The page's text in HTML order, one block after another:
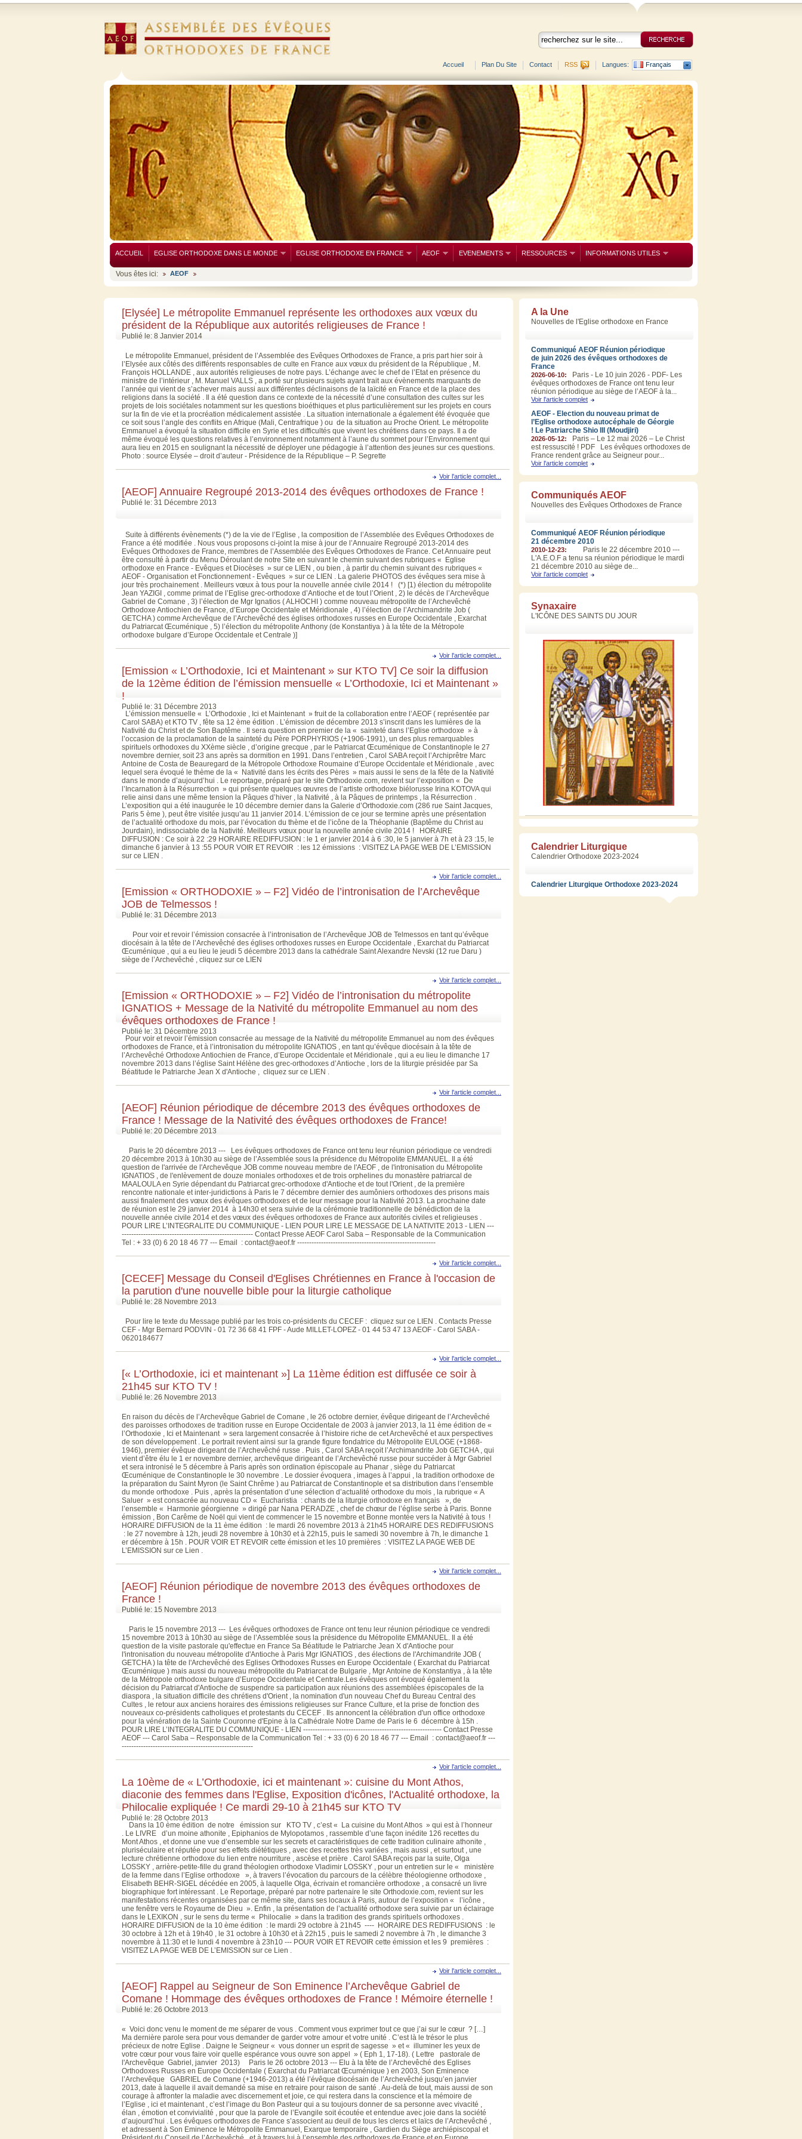
Langues: Français
RSS
Contact
Plan Du Site
Accueil
ACCUEIL EGLISE ORTHODOXE DANS LE MONDE EGLISE ORTHODOXE EN FRANCE AEOF EVENEMENTS RESSOURCES INFORMATIONS UTILES
Vous êtes ici: AEOF
[Elysée] Le métropolite Emmanuel représente les orthodoxes aux vœux du
président de la République aux autorités religieuses de France !
Publié le: 8 Janvier 2014
Le métropolite Emmanuel, président de l’Assemblée des Evêques Orthodoxes de France, a pris part hier soir à
l’Elysée aux côtés des différents responsables de culte en France aux vœux du président de la République , M.
François HOLLANDE , aux autorités religieuses de notre pays. L’échange avec le chef de l’Etat en présence du
ministre de l’intérieur , M. Manuel VALLS , a porté sur plusieurs sujets ayant trait aux évènements marquants de
l’année qui vient de s’achever mais aussi aux différentes déclinaisons de la laïcité en France et de la place des
religions dans la société . Il a été question dans ce contexte de la nécessité d’une consultation des cultes sur les
projets de lois sociétales notamment sur les questions bioéthiques et plus particulièrement sur les projets en cours
sur la fin de vie et la procréation médicalement assistée . La situation internationale a également été évoquée que
ce soit sous l’angle des conflits en Afrique (Mali, Centrafrique ) ou de la situation au Proche Orient. Le métropolite
Emmanuel a évoqué la situation difficile en Syrie et les difficultés que vivent les chrétiens dans ce pays. Il a de
même évoqué les questions relatives à l’environnement notamment à l’aune du sommet pour l’Environnement qui
aura lieu en 2015 en soulignant la nécessité de déployer une pédagogie à l’attention des jeunes sur ces questions.
Photo : source Elysée – droit d’auteur - Présidence de la République – P. Segrette
Voir l'article complet...
[AEOF] Annuaire Regroupé 2013-2014 des évêques orthodoxes de France !
Publié le: 31 Décembre 2013
Suite à différents évènements (*) de la vie de l’Eglise , la composition de l’Assemblée des Evêques Orthodoxes de
France a été modifiée . Nous vous proposons ci-joint la mise à jour de l’Annuaire Regroupé 2013-2014 des
Evêques Orthodoxes de France, membres de l’Assemblée des Evêques Orthodoxes de France. Cet Annuaire peut
être consulté à partir du Menu Déroulant de notre Site en suivant le chemin suivant des rubriques « Eglise
orthodoxe en France - Evêques et Diocèses » sur ce LIEN , ou bien , à partir du chemin suivant des rubriques «
AEOF - Organisation et Fonctionnement - Evêques » sur ce LIEN . La galerie PHOTOS des évêques sera mise à
jour très prochainement . Meilleurs vœux à tous pour la nouvelle année civile 2014 ! (*) [1) élection du métropolite
Jean YAZIGI , comme primat de l’Eglise grec-orthodoxe d’Antioche et de tout l’Orient , 2) le décès de l’Archevêque
Gabriel de Comane , 3) l’élection de Mgr Ignatios ( ALHOCHI ) comme nouveau métropolite de l’Archevêché
Orthodoxe Antiochien de France, d’Europe Occidentale et Méridionale , 4) l’élection de l’Archimandrite Job (
GETCHA ) comme Archevêque de l’Archevêché des églises orthodoxes russes en Europe Occidentale , Exarchat
du Patriarcat Œcuménique , 5) l’élection du métropolite Anthony (de Konstantiya ) à la tête de la Métropole
orthodoxe bulgare d’Europe Occidentale et Centrale )]
Voir l'article complet...
[Emission « L’Orthodoxie, Ici et Maintenant » sur KTO TV] Ce soir la diffusion
de la 12ème édition de l’émission mensuelle « L’Orthodoxie, Ici et Maintenant »
!
Publié le: 31 Décembre 2013
L’émission mensuelle « L’Orthodoxie , Ici et Maintenant » fruit de la collaboration entre l’AEOF ( représentée par
Carol SABA) et KTO TV , fête sa 12 ème édition . L’émission de décembre 2013 s’inscrit dans les lumières de la
Nativité du Christ et de Son Baptême . Il sera question en premier de la « sainteté dans l’Eglise orthodoxe » à
l’occasion de la proclamation de la sainteté du Père PORPHYRIOS (+1906-1991), un des plus remarquables
spirituels orthodoxes du XXème siècle , d’origine grecque , par le Patriarcat Œcuménique de Constantinople le 27
novembre dernier, soit 23 ans après sa dormition en 1991. Dans l’entretien , Carol SABA reçoit l’Archiprêtre Marc
Antoine de Costa de Beauregard de la Métropole Orthodoxe Roumaine d’Europe Occidentale et Méridionale , avec
lequel sera évoqué le thème de la « Nativité dans les écrits des Pères » mais aussi le sens de la fête de la Nativité
dans le monde d’aujourd’hui . Le reportage, préparé par le site Orthodoxie.com, revient sur l’exposition « De
l’Incarnation à la Résurrection » qui présente quelques œuvres de l’artiste orthodoxe biélorusse Irina KOTOVA qui
relie ainsi dans une même tension la Pâques d’hiver , la Nativité , à la Pâques de printemps , la Résurrection .
L’exposition qui a été inaugurée le 10 décembre dernier dans la Galerie d’Orthodoxie.com (286 rue Saint Jacques,
Paris 5 ème ), peut être visitée jusqu’au 11 janvier 2014. L’émission de ce jour se termine après une présentation
de l’actualité orthodoxe du mois, par l’évocation du thème et de l’icône de la Théophanie (Baptême du Christ au
Jourdain), indissociable de la Nativité. Meilleurs vœux pour la nouvelle année civile 2014 ! HORAIRE
DIFFUSION : Ce soir à 22 :29 HORAIRE REDIFFUSION : le 1 er janvier 2014 à 6 :30, le 5 janvier à 7h et à 23 :15, le
dimanche 6 janvier à 13 :55 POUR VOIR ET REVOIR : les 12 émissions : VISITEZ LA PAGE WEB DE L’EMISSION
sur ce LIEN .
Voir l'article complet...
[Emission « ORTHODOXIE » – F2] Vidéo de l’intronisation de l’Archevêque
JOB de Telmessos !
Publié le: 31 Décembre 2013
Pour voir et revoir l’émission consacrée à l’intronisation de l’Archevêque JOB de Telmessos en tant qu’évêque
diocésain à la tête de l’Archevêché des églises orthodoxes russes en Europe Occidentale , Exarchat du Patriarcat
Œcuménique , qui a eu lieu le jeudi 5 décembre 2013 dans la cathédrale Saint Alexandre Nevski (12 rue Daru )
siège de l’Archevêché , cliquez sur ce LIEN
Voir l'article complet...
[Emission « ORTHODOXIE » – F2] Vidéo de l’intronisation du métropolite
IGNATIOS + Message de la Nativité du métropolite Emmanuel au nom des
évêques orthodoxes de France !
Publié le: 31 Décembre 2013
Pour voir et revoir l’émission consacrée au message de la Nativité du métropolite Emmanuel au nom des évêques
orthodoxes de France, et à l’intronisation du métropolite IGNATIOS , en tant qu’évêque diocésain à la tête de
l’Archevêché Orthodoxe Antiochien de France, d’Europe Occidentale et Méridionale , qui a eu lieu le dimanche 17
novembre 2013 dans l’église Saint Hélène des grec-orthodoxes d’Antioche , lors de la liturgie présidée par Sa
Béatitude le Patriarche Jean X d'Antioche , cliquez sur ce LIEN .
Voir l'article complet...
[AEOF] Réunion périodique de décembre 2013 des évêques orthodoxes de
France ! Message de la Nativité des évêques orthodoxes de France!
Publié le: 20 Décembre 2013
Paris le 20 décembre 2013 --- Les évêques orthodoxes de France ont tenu leur réunion périodique ce vendredi
20 décembre 2013 à 10h30 au siège de l’Assemblée sous la présidence du Métropolite EMMANUEL. Il a été
question de l'arrivée de l'Archevêque JOB comme nouveau membre de l'AEOF , de l'intronisation du Métropolite
IGNATIOS , de l'enlèvement de douze moniales orthodoxes et de trois orphelines du monastère patriarcal de
MAALOULA en Syrie dépendant du Patriarcat grec-orthodoxe d'Antioche et de tout l'Orient , de la première
rencontre nationale et inter-juridictions à Paris le 7 décembre dernier des aumôniers orthodoxes des prisons mais
aussi finalement des vœux des évêques orthodoxes et de leur message pour la Nativité 2013. La prochaine date
de réunion est le 29 janvier 2014 à 14h30 et sera suivie de la cérémonie traditionnelle de bénédiction de la
nouvelle année civile 2014 et des vœux des évêques orthodoxes de France aux autorités civiles et religieuses .
POUR LIRE L’INTEGRALITE DU COMMUNIQUE - LIEN POUR LIRE LE MESSAGE DE LA NATIVITE 2013 - LIEN ---
------------------------------------------------------- Contact Presse AEOF Carol Saba – Responsable de la Communication
Tel : + 33 (0) 6 20 18 46 77 --- Email : contact@aeof.fr ----------------------------------------------------------
Voir l'article complet...
[CECEF] Message du Conseil d'Eglises Chrétiennes en France à l'occasion de
la parution d'une nouvelle bible pour la liturgie catholique
Publié le: 28 Novembre 2013
Pour lire le texte du Message publié par les trois co-présidents du CECEF : cliquez sur ce LIEN . Contacts Presse
CEF - Mgr Bernard PODVIN - 01 72 36 68 41 FPF - Aude MILLET-LOPEZ - 01 44 53 47 13 AEOF - Carol SABA -
0620184677
Voir l'article complet...
[« L’Orthodoxie, ici et maintenant »] La 11ème édition est diffusée ce soir à
21h45 sur KTO TV !
Publié le: 26 Novembre 2013
En raison du décès de l’Archevêque Gabriel de Comane , le 26 octobre dernier, évêque dirigeant de l’Archevêché
des paroisses orthodoxes de tradition russe en Europe Occidentale de 2003 à janvier 2013, la 11 ème édition de «
l’Orthodoxie , Ici et Maintenant » sera largement consacrée à l’histoire riche de cet Archevêché et aux perspectives
de son développement . Le portrait revient ainsi sur la grande figure fondatrice du Métropolite EULOGE (+1868-
1946), premier évêque dirigeant de l’Archevêché russe . Puis , Carol SABA reçoit l’Archimandrite Job GETCHA , qui
vient d’être élu le 1 er novembre dernier, archevêque dirigeant de l’Archevêché russe pour succéder à Mgr Gabriel
et sera intronisé le 5 décembre à Paris après son ordination épiscopale au Phanar , siège du Patriarcat
Œcuménique de Constantinople le 30 novembre . Le dossier évoquera , images à l’appui , la tradition orthodoxe de
la préparation du Saint Myron (le Saint Chrême ) au Patriarcat de Constantinople et sa distribution dans l’ensemble
du monde orthodoxe . Puis , après la présentation d’une sélection d’actualité orthodoxe du mois , la rubrique « A
Saluer » est consacrée au nouveau CD « Eucharistia : chants de la liturgie orthodoxe en français », de
l’ensemble « Harmonie géorgienne » dirigé par Nana PERADZE , chef de chœur de l’église serbe à Paris. Bonne
émission , Bon Carême de Noël qui vient de commencer le 15 novembre et Bonne montée vers la Nativité à tous !
HORAIRE DIFFUSION de la 11 ème édition : le mardi 26 novembre 2013 à 21h45 HORAIRE DES REDIFFUSIONS
: le 27 novembre à 12h, jeudi 28 novembre à 10h30 et à 22h15, puis le samedi 30 novembre à 7h, le dimanche 1
er décembre à 15h . POUR VOIR ET REVOIR cette émission et les 10 premières : VISITEZ LA PAGE WEB DE
L’EMISSION sur ce Lien .
Voir l'article complet...
[AEOF] Réunion périodique de novembre 2013 des évêques orthodoxes de
France !
Publié le: 15 Novembre 2013
Paris le 15 novembre 2013 --- Les évêques orthodoxes de France ont tenu leur réunion périodique ce vendredi
15 novembre 2013 à 10h30 au siège de l’Assemblée sous la présidence du Métropolite EMMANUEL. Il a été
question de la visite pastorale qu'effectue en France Sa Béatitude le Patriarche Jean X d'Antioche pour
l'intronisation du nouveau métropolite d'Antioche à Paris Mgr IGNATIOS , des élections de l'Archimandrite JOB (
GETCHA ) la tête de l'Archevêché des Eglises Orthodoxes Russes en Europe Occidentale ( Exarchat du Patriarcat
Œcuménique ) mais aussi du nouveau métropolite du Patriarcat de Bulgarie , Mgr Antoine de Konstantiya , à la tête
de la Métropole orthodoxe bulgare d’Europe Occidentale et Centrale.Les évêques ont évoqué également la
décision du Patriarcat d'Antioche de suspendre sa participation aux réunions des assemblées épiscopales de la
diaspora , la situation difficile des chrétiens d'Orient , la nomination d'un nouveau Chef du Bureau Central des
Cultes , le retour aux anciens horaires des émissions religieuses sur France Culture, et la prise de fonction des
nouveaux co-présidents catholiques et protestants du CECEF . Ils annoncent la célébration d'un office orthodoxe
pour la vénération de la Sainte Couronne d'Epine à la Cathédrale Notre Dame de Paris le 6 décembre à 15h .
POUR LIRE L’INTEGRALITE DU COMMUNIQUE - LIEN ---------------------------------------------------------- Contact Presse
AEOF --- Carol Saba – Responsable de la Communication Tel : + 33 (0) 6 20 18 46 77 --- Email : contact@aeof.fr ---
-------------------------------------------------------
Voir l'article complet...
La 10ème de « L’Orthodoxie, ici et maintenant »: cuisine du Mont Athos,
diaconie des femmes dans l'Eglise, Exposition d'icônes, l'Actualité orthodoxe, la
Philocalie expliquée ! Ce mardi 29-10 à 21h45 sur KTO TV
Publié le: 28 Octobre 2013
Dans la 10 ème édition de notre émission sur KTO TV , c’est « La cuisine du Mont Athos » qui est à l’honneur
. Le LIVRE d’un moine athonite , Epiphanios de Mylopotamos , rassemble d’une façon inédite 126 recettes du
Mont Athos , et donne une vue d’ensemble sur les secrets et caractéristiques de cette tradition culinaire athonite ,
pluriséculaire et réputée pour ses effets diététiques , avec des recettes très variées , mais aussi , et surtout , une
lecture chrétienne orthodoxe du lien entre nourriture , ascèse et prière . Carol SABA reçois par la suite, Olga
LOSSKY , arrière-petite-fille du grand théologien orthodoxe Vladimir LOSSKY , pour un entretien sur le « ministère
de la femme dans l’Eglise orthodoxe », à travers l’évocation du parcours de la célèbre théologienne orthodoxe ,
Elisabeth BEHR-SIGEL décédée en 2005, à laquelle Olga, écrivain et romancière orthodoxe , a consacré un livre
biographique fort intéressant . Le Reportage, préparé par notre partenaire le site Orthodoxie.com, revient sur les
manifestations récentes organisées par ce même site, dans ses locaux à Paris, autour de l’exposition « l’icône ,
une fenêtre vers le Royaume de Dieu ». Enfin , la présentation de l’actualité orthodoxe sera suivie par un éclairage
dans le LEXIKON , sur le sens du terme « Philocalie » dans la tradition des grands spirituels orthodoxes .
HORAIRE DIFFUSION de la 10 ème édition : le mardi 29 octobre à 21h45 ---- HORAIRE DES REDIFFUSIONS : le
30 octobre à 12h et à 19h40 , le 31 octobre à 10h30 et à 22h15 , puis le samedi 2 novembre à 7h , le dimanche 3
novembre à 11:30 et le lundi 4 novembre à 23h10 --- POUR VOIR ET REVOIR cette émission et les 9 premières :
VISITEZ LA PAGE WEB DE L’EMISSION sur ce Lien .
Voir l'article complet...
[AEOF] Rappel au Seigneur de Son Eminence l’Archevêque Gabriel de
Comane ! Hommage des évêques orthodoxes de France ! Mémoire éternelle !
Publié le: 26 Octobre 2013
« Voici donc venu le moment de me séparer de vous . Comment vous exprimer tout ce que j’ai sur le cœur ? […]
Ma dernière parole sera pour vous demander de garder votre amour et votre unité . C’est là le trésor le plus
précieux de notre Eglise . Daigne le Seigneur « vous donner un esprit de sagesse » et « illuminer les yeux de
votre cœur pour vous faire voir quelle espérance vous ouvre son appel » ( Eph 1, 17-18). ( Lettre pastorale de
l'Archevêque Gabriel, janvier 2013) Paris le 26 octobre 2013 --- Elu à la tête de l’Archevêché des Eglises
Orthodoxes Russes en Europe Occidentale ( Exarchat du Patriarcat Œcuménique ) en 2003, Son Eminence
l’Archevêque GABRIEL de Comane (+1946-2013) a été l’évêque diocésain de l’Archevêché jusqu’en janvier
2013, date à laquelle il avait demandé sa mise en retraire pour raison de santé . Au-delà de tout, mais aussi de son
courage à affronter la maladie avec discernement et joie, ce qui restera dans la conscience et la mémoire de
l’Eglise , ici et maintenant , c’est l’image du Bon Pasteur qui a su toujours donner de sa personne avec vivacité ,
élan , émotion et convivialité , pour que la parole de l’Evangile soit écoutée et entendue avec joie dans la société
d’aujourd’hui . Les évêques orthodoxes de France s’associent au deuil de tous les clercs et laïcs de l’Archevêché ,
et adressent à Son Eminence le Métropolite Emmanuel, Exarque temporaire , Gardien du Siège archiépiscopal et
A la Une
Nouvelles de l'Eglise orthodoxe en France
Communiqué AEOF Réunion périodique
de juin 2026 des évêques orthodoxes de
France
2026-06-10:
Paris - Le 10 juin 2026 - PDF- Les
évêques orthodoxes de France ont tenu leur
réunion périodique au siège de l’AEOF à la...
Voir l'article complet
AEOF - Election du nouveau primat de
l’Eglise orthodoxe autocéphale de Géorgie
! Le Patriarche Shio III (Moudjiri)
2026-05-12:
Paris – Le 12 mai 2026 – Le Christ
est ressuscité ! PDF Les évêques orthodoxes de
France rendent grâce au Seigneur pour...
Voir l'article complet
Communiqués AEOF
Nouvelles des Evêques Orthodoxes de France
Communiqué AEOF Réunion périodique
21 décembre 2010
2010-12-23:
Paris le 22 décembre 2010 ---
L'A.E.O.F a tenu sa réunion périodique le mardi
21 décembre 2010 au siège de...
Voir l'article complet
Synaxaire
L'ICÔNE DES SAINTS DU JOUR
Calendrier Liturgique
Calendrier Orthodoxe 2023-2024
Calendrier Liturgique Orthodoxe 2023-2024